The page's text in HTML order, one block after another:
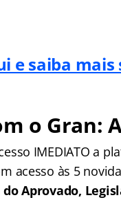
e saiba mais
o Gran:
IMEDIATO a
acesso às 5
do Aprovado,